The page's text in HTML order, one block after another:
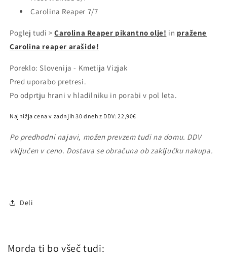
Carolina Reaper 7/7
Poglej tudi > Carolina Reaper pikantno olje! in pražene
Carolina reaper arašide!
Poreklo: Slovenija - Kmetija Vizjak
Pred uporabo pretresi.
Po odprtju hrani v hladilniku in porabi v pol leta.
Najnižja cena v zadnjih 30 dneh z DDV: 22,90€
Po predhodni najavi, možen prevzem tudi na domu. DDV
vključen v ceno. Dostava se obračuna ob zaključku nakupa.
Deli
Morda ti bo všeč tudi: